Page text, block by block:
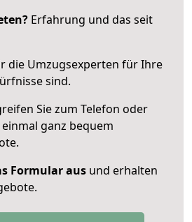
Erfahrung und das seit
die Umzugsexperten für Ihre
sind.
Sie zum Telefon oder
ganz bequem
Formular aus und erhalten